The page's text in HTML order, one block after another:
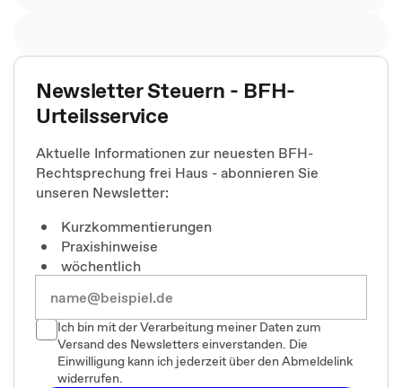
Newsletter Steuern - BFH-
Urteilsservice
Aktuelle Informationen zur neuesten BFH-
Rechtsprechung frei Haus - abonnieren Sie
unseren Newsletter:
Kurzkommentierungen
Praxishinweise
wöchentlich
Ich bin mit der Verarbeitung meiner Daten zum
Versand des Newsletters einverstanden. Die
Einwilligung kann ich jederzeit über den Abmeldelink
widerrufen.